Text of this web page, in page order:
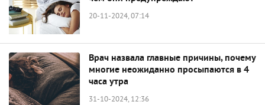
20-11-2024, 07:14
Врач назвала главные причины, почему
многие неожиданно просыпаются в 4
часа утра
31-10-2024, 12:36